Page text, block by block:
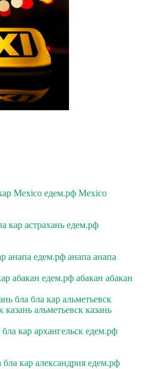
Mexico едем.рф Mexico
кар астрахань едем.рф
анапа едем.рф анапа анапа
абакан едем.рф абакан абакан
бла бла кар альметьевск
альметьевск казань
кар архангельск едем.рф
бла кар александрия едем.рф